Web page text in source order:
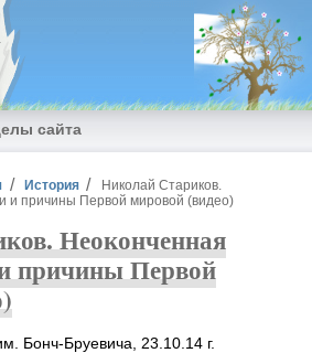
сайта
История
Николай Стариков.
и причины Первой мировой (видео)
Неоконченная
причины Первой
Бонч-Бруевича, 23.10.14 г.